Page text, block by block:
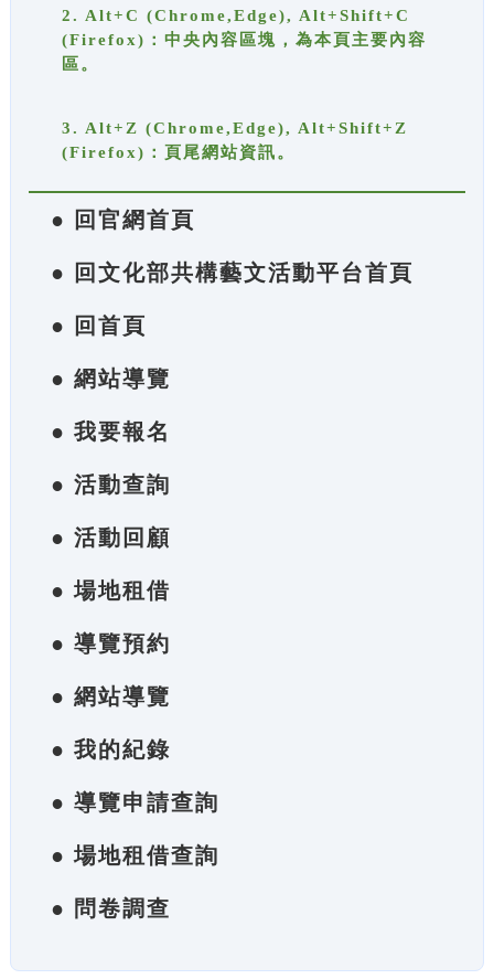
2. Alt+C (Chrome,Edge), Alt+Shift+C
(Firefox)：中央內容區塊，為本頁主要內容
區。
3. Alt+Z (Chrome,Edge), Alt+Shift+Z
(Firefox)：頁尾網站資訊。
● 回官網首頁
● 回文化部共構藝文活動平台首頁
● 回首頁
● 網站導覽
● 我要報名
● 活動查詢
● 活動回顧
● 場地租借
● 導覽預約
● 網站導覽
● 我的紀錄
● 導覽申請查詢
● 場地租借查詢
● 問卷調查